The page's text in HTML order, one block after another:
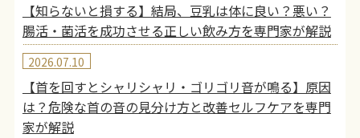
【知らないと損する】結局、豆乳は体に良い？悪い？
腸活・菌活を成功させる正しい飲み方を専門家が解説
【首を回すとシャリシャリ・ゴリゴリ音が鳴る】原因
は？危険な首の音の見分け方と改善セルフケアを専門
家が解説
2026.07.10